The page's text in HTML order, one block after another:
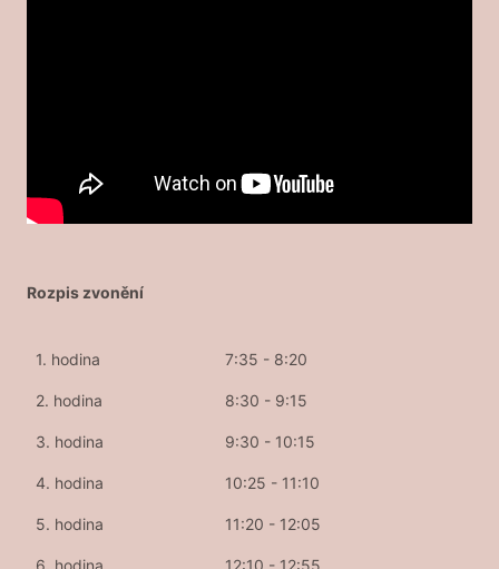
Rozpis zvonění
1. hodina 7:35 - 8:20
2. hodina 8:30 - 9:15
3. hodina 9:30 - 10:15
4. hodina 10:25 - 11:10
5. hodina 11:20 - 12:05
6. hodina 12:10 - 12:55